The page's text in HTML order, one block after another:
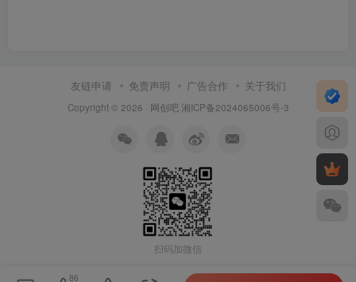
友链申请 免责声明 广告合作 关于我们
Copyright © 2026 · 网创吧 湘ICP备2024065006号-3
扫码加微信
86